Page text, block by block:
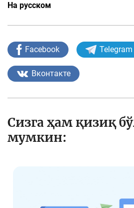
На русском
Facebook Telegram
Вконтакте
Сизга ҳам қизиқ
мумкин: